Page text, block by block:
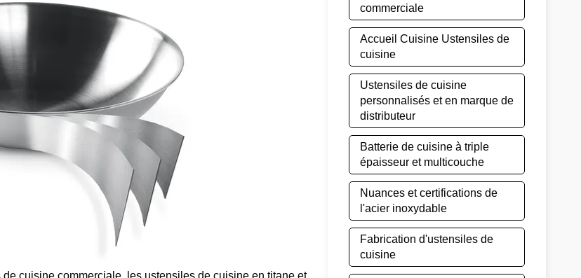
cuisine commerciale, les ustensiles de cuisine en titane et
commerciale
Accueil Cuisine Ustensiles de
cuisine
Ustensiles de cuisine
personnalisés et en marque de
distributeur
Batterie de cuisine à triple
épaisseur et multicouche
Nuances et certifications de
l'acier inoxydable
Fabrication d'ustensiles de
cuisine